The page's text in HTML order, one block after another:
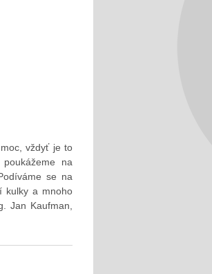
vždyť je to
na
se na
kulky a mnoho
Jan Kaufman,